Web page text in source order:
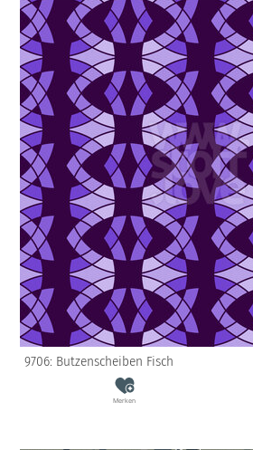
9706: Butzenscheiben Fisch
Merken